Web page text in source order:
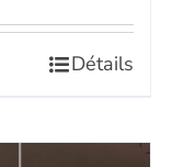
Détails